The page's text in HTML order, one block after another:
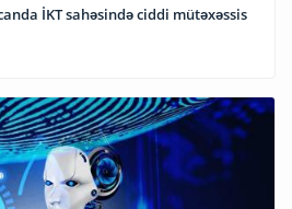
İKT sahəsində ciddi mütəxəssis